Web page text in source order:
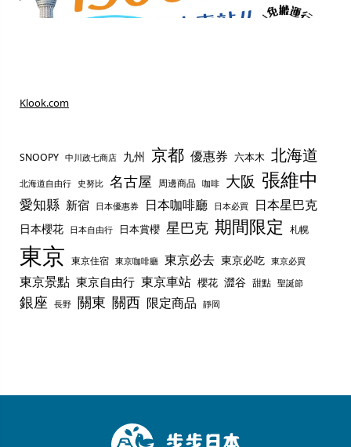
Klook.com
SNOOPY 中川政七商店 九州 京都 優惠券 六本木 北海道
北海道自由行 史努比 名古屋 周邊商品 咖啡 大阪 張維中
愛知縣 新宿 日本優惠券 日本咖啡廳 日本必買 日本星巴克
日本櫻花 日本自由行 日本賞櫻 星巴克 期間限定 札幌
東京 東京住宿 東京咖啡廳 東京必去 東京必吃 東京必買
東京景點 東京自由行 東京車站 櫻花 澀谷 甜點 聖誕節
銀座 長野 關東 關西 限定商品 靜岡